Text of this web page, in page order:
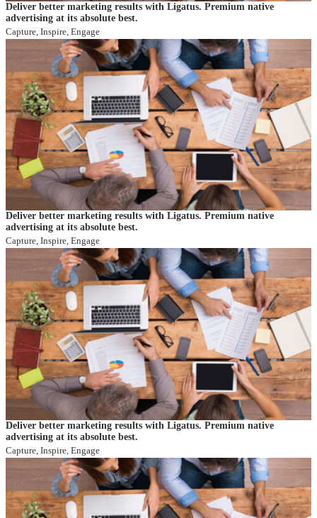
Deliver better marketing results with Ligatus. Premium native
advertising at its absolute best.
Capture, Inspire, Engage
Deliver better marketing results with Ligatus. Premium native
advertising at its absolute best.
Capture, Inspire, Engage
Deliver better marketing results with Ligatus. Premium native
advertising at its absolute best.
Capture, Inspire, Engage